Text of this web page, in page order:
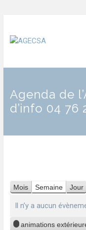
Agenda de
d’info 04 76
Mois Semaine Jour
Il n’y a aucun
Catégories
animations